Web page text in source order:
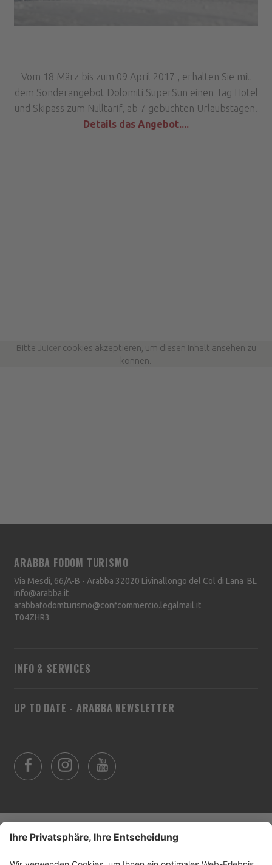
Vom 18 März bis zum 09 April 2017 , erhalten Sie mit
dem Sonderangebot Dolomiti SuperSun einen Tag Hotel
und Skipass zum Nulltarif, ab 7 gebuchten Urlaubstagen.
Details das Angebot....
Bitte Juicercookies akzeptieren, um diesen Inhalt ansehen zu
können.
UP TO DATE - ARABBA NEWSLETTER
ARABBA FODOM TURISMO
Via Mesdì, 66/A-B - Arabba 32020 Livinallongo del Col di Lana BL
info@arabba.it
arabbafodomturismo@confcommercio.legalmail.it
T04ZHR3
INFO & SERVICES